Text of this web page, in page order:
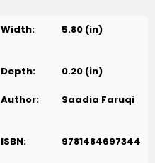
Width: 5.80 (in)
Depth: 0.20 (in)
Author: Saadia Faruqi
ISBN: 9781484697344